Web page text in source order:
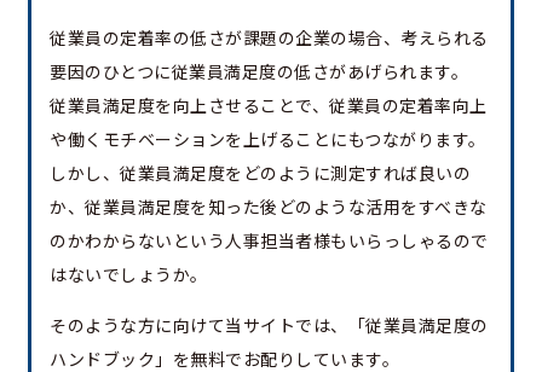
従業員の定着率の低さが課題の企業の場合、考えられる
要因のひとつに従業員満足度の低さがあげられます。
従業員満足度を向上させることで、従業員の定着率向上
や働くモチベーションを上げることにもつながります。
しかし、従業員満足度をどのように測定すれば良いの
か、従業員満足度を知った後どのような活用をすべきな
のかわからないという人事担当者様もいらっしゃるので
はないでしょうか。
そのような方に向けて当サイトでは、「従業員満足度の
ハンドブック」を無料でお配りしています。